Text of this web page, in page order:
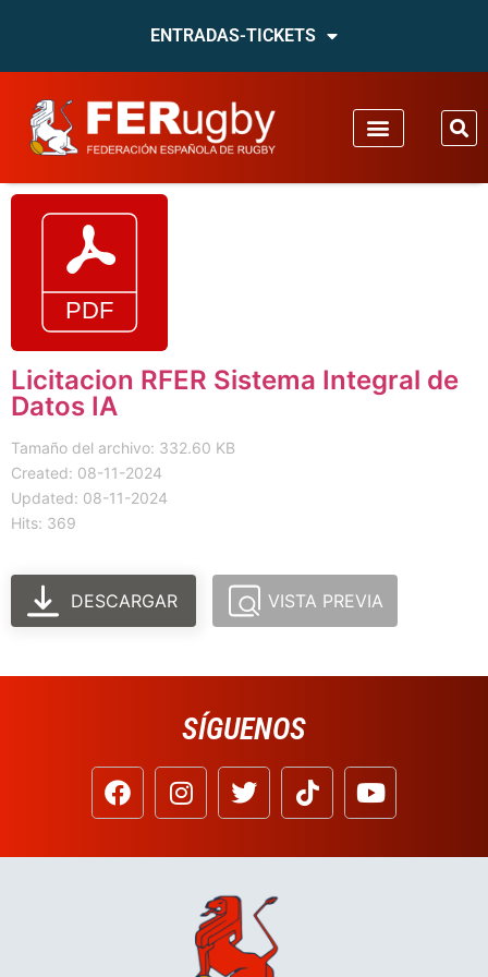
ENTRADAS-TICKETS
Licitacion RFER Sistema Integral de
Datos IA
Tamaño del archivo: 332.60 KB
Created: 08-11-2024
Updated: 08-11-2024
Hits: 369
DESCARGAR VISTA PREVIA
SÍGUENOS